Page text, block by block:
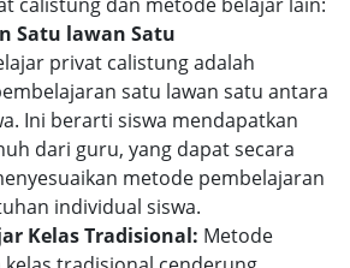
Satu lawan Satu
privat calistung adalah
satu lawan satu antara
Ini berarti siswa mendapatkan
dari guru, yang dapat secara
metode pembelajaran
individual siswa.
Kelas Tradisional: Metode